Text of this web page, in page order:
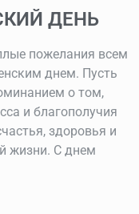
ДЕНЬ
пожелания всем
днем. Пусть
о том,
и благополучия
здоровья и
жизни. С днем